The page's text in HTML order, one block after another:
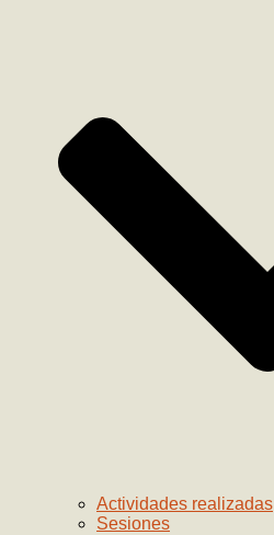
Actividades realizadas
Sesiones